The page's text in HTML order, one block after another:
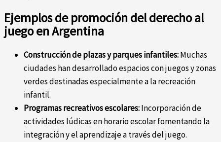
Ejemplos de promoción del derecho al
juego en Argentina
Construcción de plazas y parques infantiles:Muchas
ciudades han desarrollado espacios con juegos y zonas
verdes destinadas especialmente a la recreación
infantil.
Programas recreativos escolares:Incorporación de
actividades lúdicas en horario escolar fomentando la
integración y el aprendizaje a través del juego.